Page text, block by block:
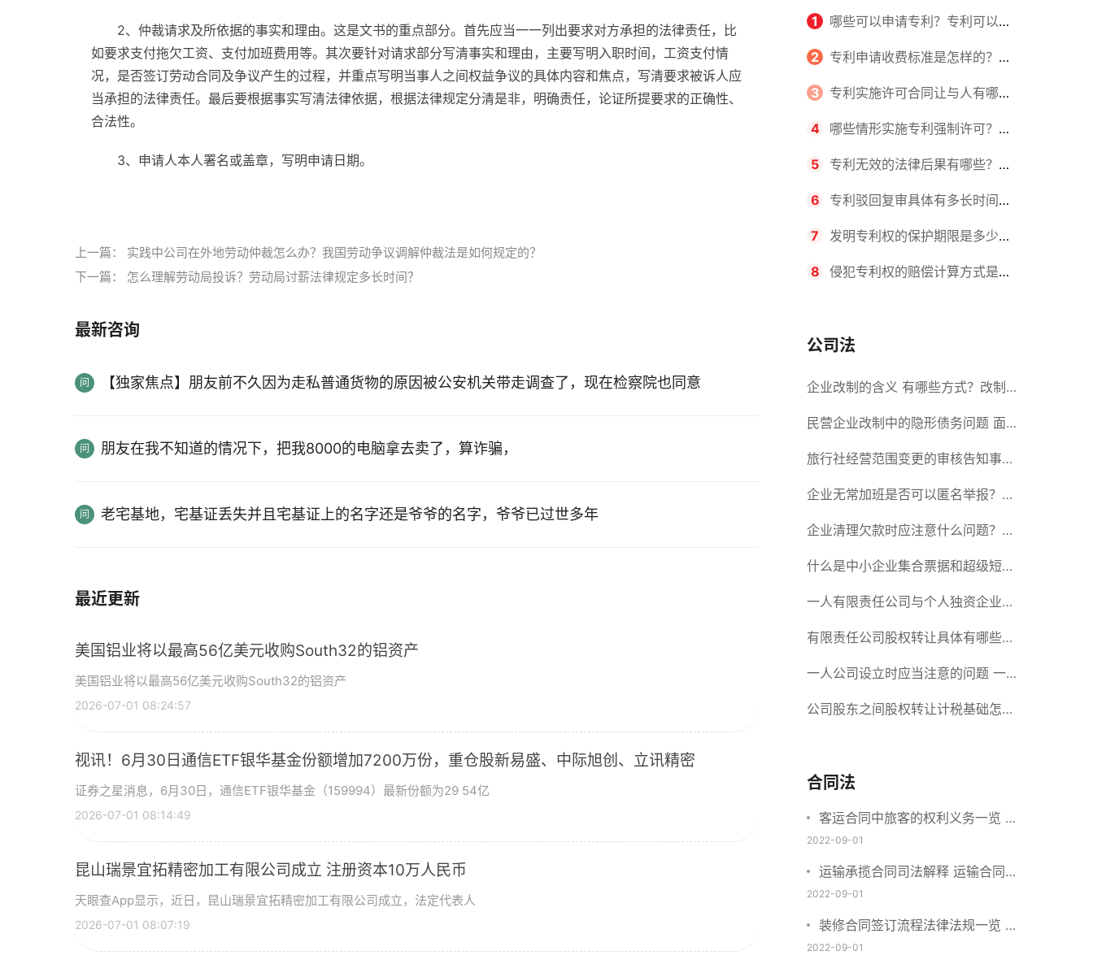
2、仲裁请求及所依据的事实和理由。这是文书的重点部分。首先应当一一列出要求对方承担的法律责任，比
如要求支付拖欠工资、支付加班费用等。其次要针对请求部分写清事实和理由，主要写明入职时间，工资支付情
况，是否签订劳动合同及争议产生的过程，并重点写明当事人之间权益争议的具体内容和焦点，写清要求被诉人应
当承担的法律责任。最后要根据事实写清法律依据，根据法律规定分清是非，明确责任，论证所提要求的正确性、
合法性。
3、申请人本人署名或盖章，写明申请日期。
上一篇： 实践中公司在外地劳动仲裁怎么办？我国劳动争议调解仲裁法是如何规定的？
下一篇： 怎么理解劳动局投诉？劳动局讨薪法律规定多长时间？
最新咨询
【独家焦点】朋友前不久因为走私普通货物的原因被公安机关带走调查了，现在检察院也同意
朋友在我不知道的情况下，把我8000的电脑拿去卖了，算诈骗，
老宅基地，宅基证丢失并且宅基证上的名字还是爷爷的名字，爷爷已过世多年
最近更新
美国铝业将以最高56亿美元收购South32的铝资产
美国铝业将以最高56亿美元收购South32的铝资产
2026-07-01 08:24:57
视讯！6月30日通信ETF银华基金份额增加7200万份，重仓股新易盛、中际旭创、立讯精密
证券之星消息，6月30日，通信ETF银华基金（159994）最新份额为29 54亿
2026-07-01 08:14:49
昆山瑞景宜拓精密加工有限公司成立 注册资本10万人民币
天眼查App显示，近日，昆山瑞景宜拓精密加工有限公司成立，法定代表人
2026-07-01 08:07:19
1 哪些可以申请专利？专利可以同
时多个人一起申请吗？
2 专利申请收费标准是怎样的？申
请不同类型的专利所需要的钱不同
3 专利实施许可合同让与人有哪些
主要义务？专利实施许可合同与专利
许可合同有什么区别？
4 哪些情形实施专利强制许可？专
利强制许可的前提条件是什么？
5 专利无效的法律后果有哪些？专
利的无效情形有哪些？
6 专利驳回复审具体有多长时间？
哪些情况下专利申请可能被驳回？
7 发明专利权的保护期限是多少
年？非专利发明人是否有专利申请
8 侵犯专利权的赔偿计算方式是什
间？
公司法
企业改制的含义 有哪些方式？改制
后国企员工属于什么性质？
民营企业改制中的隐形债务问题 面
对隐形债务问题应该如何解决？
旅行社经营范围变更的审核告知事项
旅游业的发展现状和趋势
企业无常加班是否可以匿名举报？强
制加班公司没有加班费怎么办？
企业清理欠款时应注意什么问题？企
业短期借款需要注意哪些事项？
什么是中小企业集合票据和超级短期
融资券？一起来了解一下吧！
一人有限责任公司与个人独资企业的
区别 这些知识你都知道吗？
有限责任公司股权转让具体有哪些形
式？来了解下这五种形式
一人公司设立时应当注意的问题 一
人公司的特征
公司股东之间股权转让计税基础怎么
合什么要件？
合同法
客运合同中旅客的权利义务一览 主
要包括这些内容
2022-09-01
运输承揽合同司法解释 运输合同中
承运人的义务有哪些
2022-09-01
装修合同签订流程法律法规一览 律
师解答
2022-09-01